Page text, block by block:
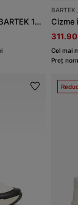
Sandale pentru fete BARTEK 16041001, albe
Cel mai
Preț